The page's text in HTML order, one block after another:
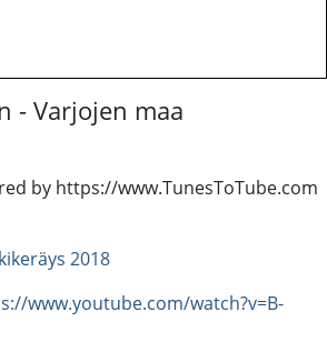
- Varjojen maa
by https://www.TunesToTube.com
2018
www.youtube.com/watch?v=B-